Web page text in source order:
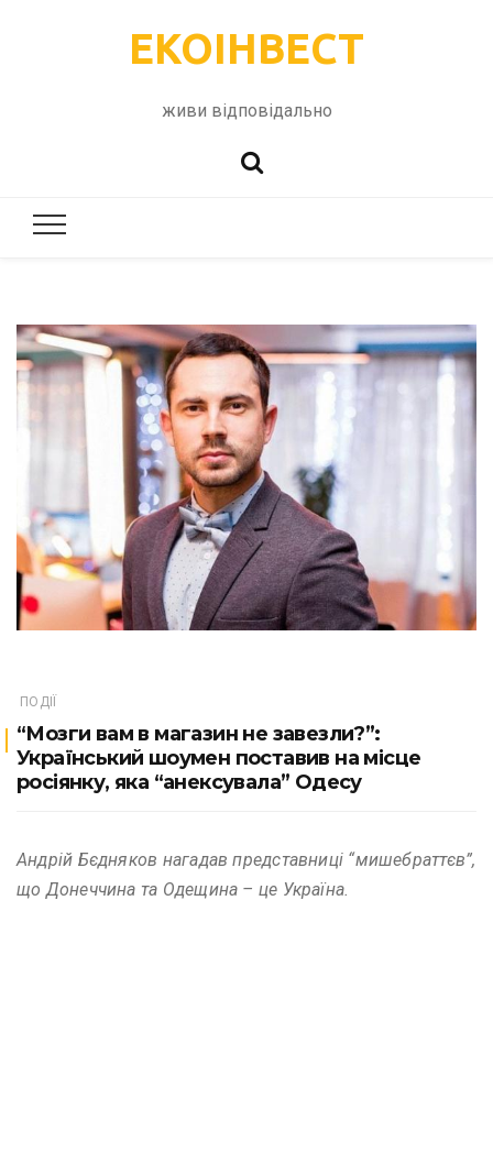
ЕКОІНВЕСТ
живи відповідально
ПОДІЇ
“Мозги вам в магазин не завезли?”:
Український шоумен поставив на місце
росіянку, яка “анексувала” Одесу
Андрій Бєдняков нагадав представниці “мишебраттєв”,
що Донеччина та Одещина – це Україна.